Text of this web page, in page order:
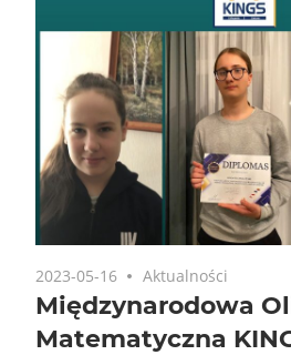
2023-05-16 Aktualności
Międzynarodowa
Matematyczna